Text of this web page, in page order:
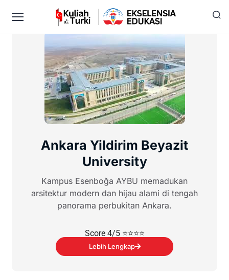
Ankara Yildirim Beyazit
University
Kampus Esenboğa AYBU memadukan
arsitektur modern dan hijau alami di tengah
panorama perbukitan Ankara.
Score 4/5 ⭐⭐⭐⭐
Lebih Lengkap